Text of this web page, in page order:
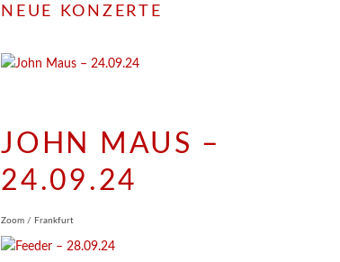
NEUE KONZERTE
JOHN MAUS –
24.09.24
Zoom / Frankfurt